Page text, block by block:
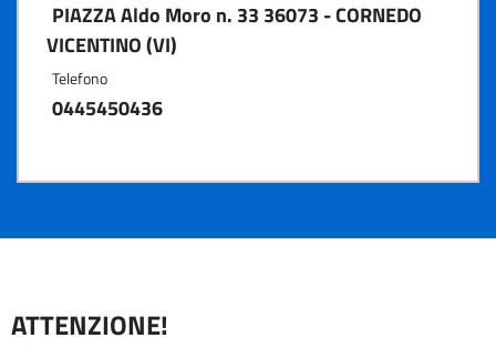
PIAZZA Aldo Moro n. 33 36073 - CORNEDO
VICENTINO (VI)
Telefono
0445450436
ATTENZIONE!